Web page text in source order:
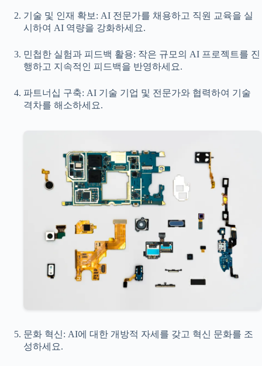
기술 및 인재 확보: AI 전문가를 채용하고 직원 교육을 실
시하여 AI 역량을 강화하세요.
민첩한 실험과 피드백 활용: 작은 규모의 AI 프로젝트를 진
행하고 지속적인 피드백을 반영하세요.
파트너십 구축: AI 기술 기업 및 전문가와 협력하여 기술
격차를 해소하세요.
문화 혁신: AI에 대한 개방적 자세를 갖고 혁신 문화를 조
성하세요.